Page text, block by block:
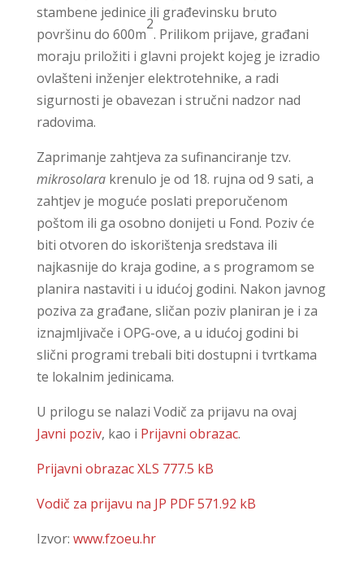
stambene jedinice ili građevinsku bruto
površinu do 600m
2
. Prilikom prijave, građani
moraju priložiti i glavni projekt kojeg je izradio
ovlašteni inženjer elektrotehnike, a radi
sigurnosti je obavezan i stručni nadzor nad
radovima.
Zaprimanje zahtjeva za sufinanciranje tzv.
mikrosolarakrenulo je od 18. rujna od 9 sati, a
zahtjev je moguće poslati preporučenom
poštom ili ga osobno donijeti u Fond. Poziv će
biti otvoren do iskorištenja sredstava ili
najkasnije do kraja godine, a s programom se
planira nastaviti i u idućoj godini. Nakon javnog
poziva za građane, sličan poziv planiran je i za
iznajmljivače i OPG-ove, a u idućoj godini bi
slični programi trebali biti dostupni i tvrtkama
te lokalnim jedinicama.
U prilogu se nalazi Vodič za prijavu na ovaj
Javni poziv, kao i Prijavni obrazac.
Prijavni obrazac XLS 777.5 kB
Vodič za prijavu na JP PDF 571.92 kB
Izvor: www.fzoeu.hr